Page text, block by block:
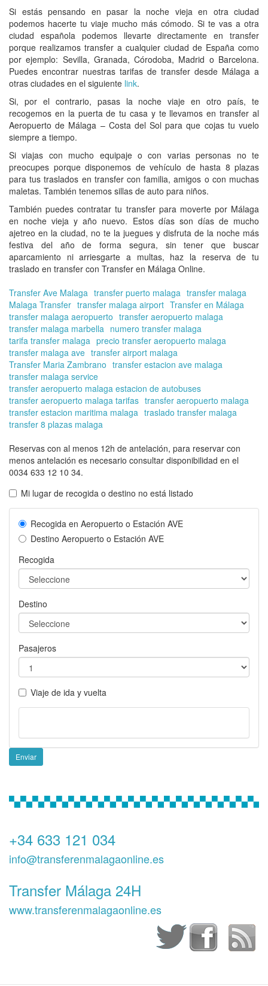
Si estás pensando en pasar la noche vieja en otra ciudad
podemos hacerte tu viaje mucho más cómodo. Si te vas a otra
ciudad española podemos llevarte directamente en transfer
porque realizamos transfer a cualquier ciudad de España como
por ejemplo: Sevilla, Granada, Córodoba, Madrid o Barcelona.
Puedes encontrar nuestras tarifas de transfer desde Málaga a
otras ciudades en el siguiente link.
Si, por el contrario, pasas la noche viaje en otro país, te
recogemos en la puerta de tu casa y te llevamos en transfer al
Aeropuerto de Málaga – Costa del Sol para que cojas tu vuelo
siempre a tiempo.
Si viajas con mucho equipaje o con varias personas no te
preocupes porque disponemos de vehículo de hasta 8 plazas
para tus traslados en transfercon familia, amigos o con muchas
maletas. También tenemos sillas de auto para niños.
También puedes contratar tu transfer para moverte por Málaga
en noche vieja y año nuevo. Estos días son días de mucho
ajetreo en la ciudad, no te la juegues y disfruta de la noche más
festiva del año de forma segura, sin tener que buscar
aparcamiento ni arriesgarte a multas, haz la reserva de tu
traslado en transfer con Transfer en Málaga Online.
Transfer Ave Malaga transfer puerto malaga transfer malaga
Malaga Transfer transfer malaga airport Transfer en Málaga
transfer malaga aeropuerto transfer aeropuerto malaga
transfer malaga marbella numero transfer malaga
tarifa transfer malaga precio transfer aeropuerto malaga
transfer malaga ave transfer airport malaga
Transfer Maria Zambrano transfer estacion ave malaga
transfer malaga service
transfer aeropuerto malaga estacion de autobuses
transfer aeropuerto malaga tarifas transfer aeropuerto malaga
transfer estacion maritima malaga traslado transfer malaga
transfer 8 plazas malaga
Reservas con al menos 12h de antelación, para reservar con
menos antelación es necesario consultar disponibilidad en el
0034 633 12 10 34.
Mi lugar de recogida o destino no está listado
Recogida en Aeropuerto o Estación AVE
Destino Aeropuerto o Estación AVE
Recogida
Destino
Pasajeros
Viaje de ida y vuelta
Enviar
+34 633 121 034
info@transferenmalagaonline.es
Transfer Málaga 24H
www.transferenmalagaonline.es